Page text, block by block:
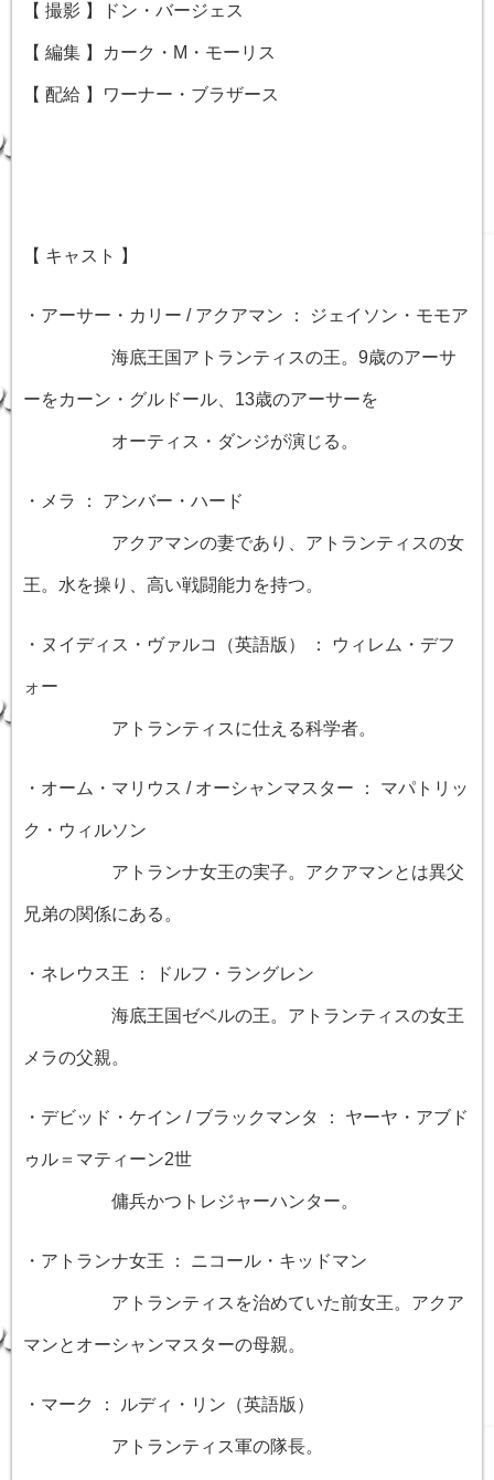
【 撮影 】ドン・バージェス
【 編集 】カーク・M・モーリス
【 配給 】ワーナー・ブラザース
【 キャスト 】
・アーサー・カリー / アクアマン ： ジェイソン・モモア
海底王国アトランティスの王。9歳のアーサ
ーをカーン・グルドール、13歳のアーサーを
オーティス・ダンジが演じる。
・メラ ： アンバー・ハード
アクアマンの妻であり、アトランティスの女
王。水を操り、高い戦闘能力を持つ。
・ヌイディス・ヴァルコ（英語版） ： ウィレム・デフ
ォー
アトランティスに仕える科学者。
・オーム・マリウス / オーシャンマスター ： マパトリッ
ク・ウィルソン
アトランナ女王の実子。アクアマンとは異父
兄弟の関係にある。
・ネレウス王 ： ドルフ・ラングレン
海底王国ゼベルの王。アトランティスの女王
メラの父親。
・デビッド・ケイン / ブラックマンタ ： ヤーヤ・アブド
ゥル＝マティーン2世
傭兵かつトレジャーハンター。
・アトランナ女王 ： ニコール・キッドマン
アトランティスを治めていた前女王。アクア
マンとオーシャンマスターの母親。
・マーク ： ルディ・リン（英語版）
アトランティス軍の隊長。